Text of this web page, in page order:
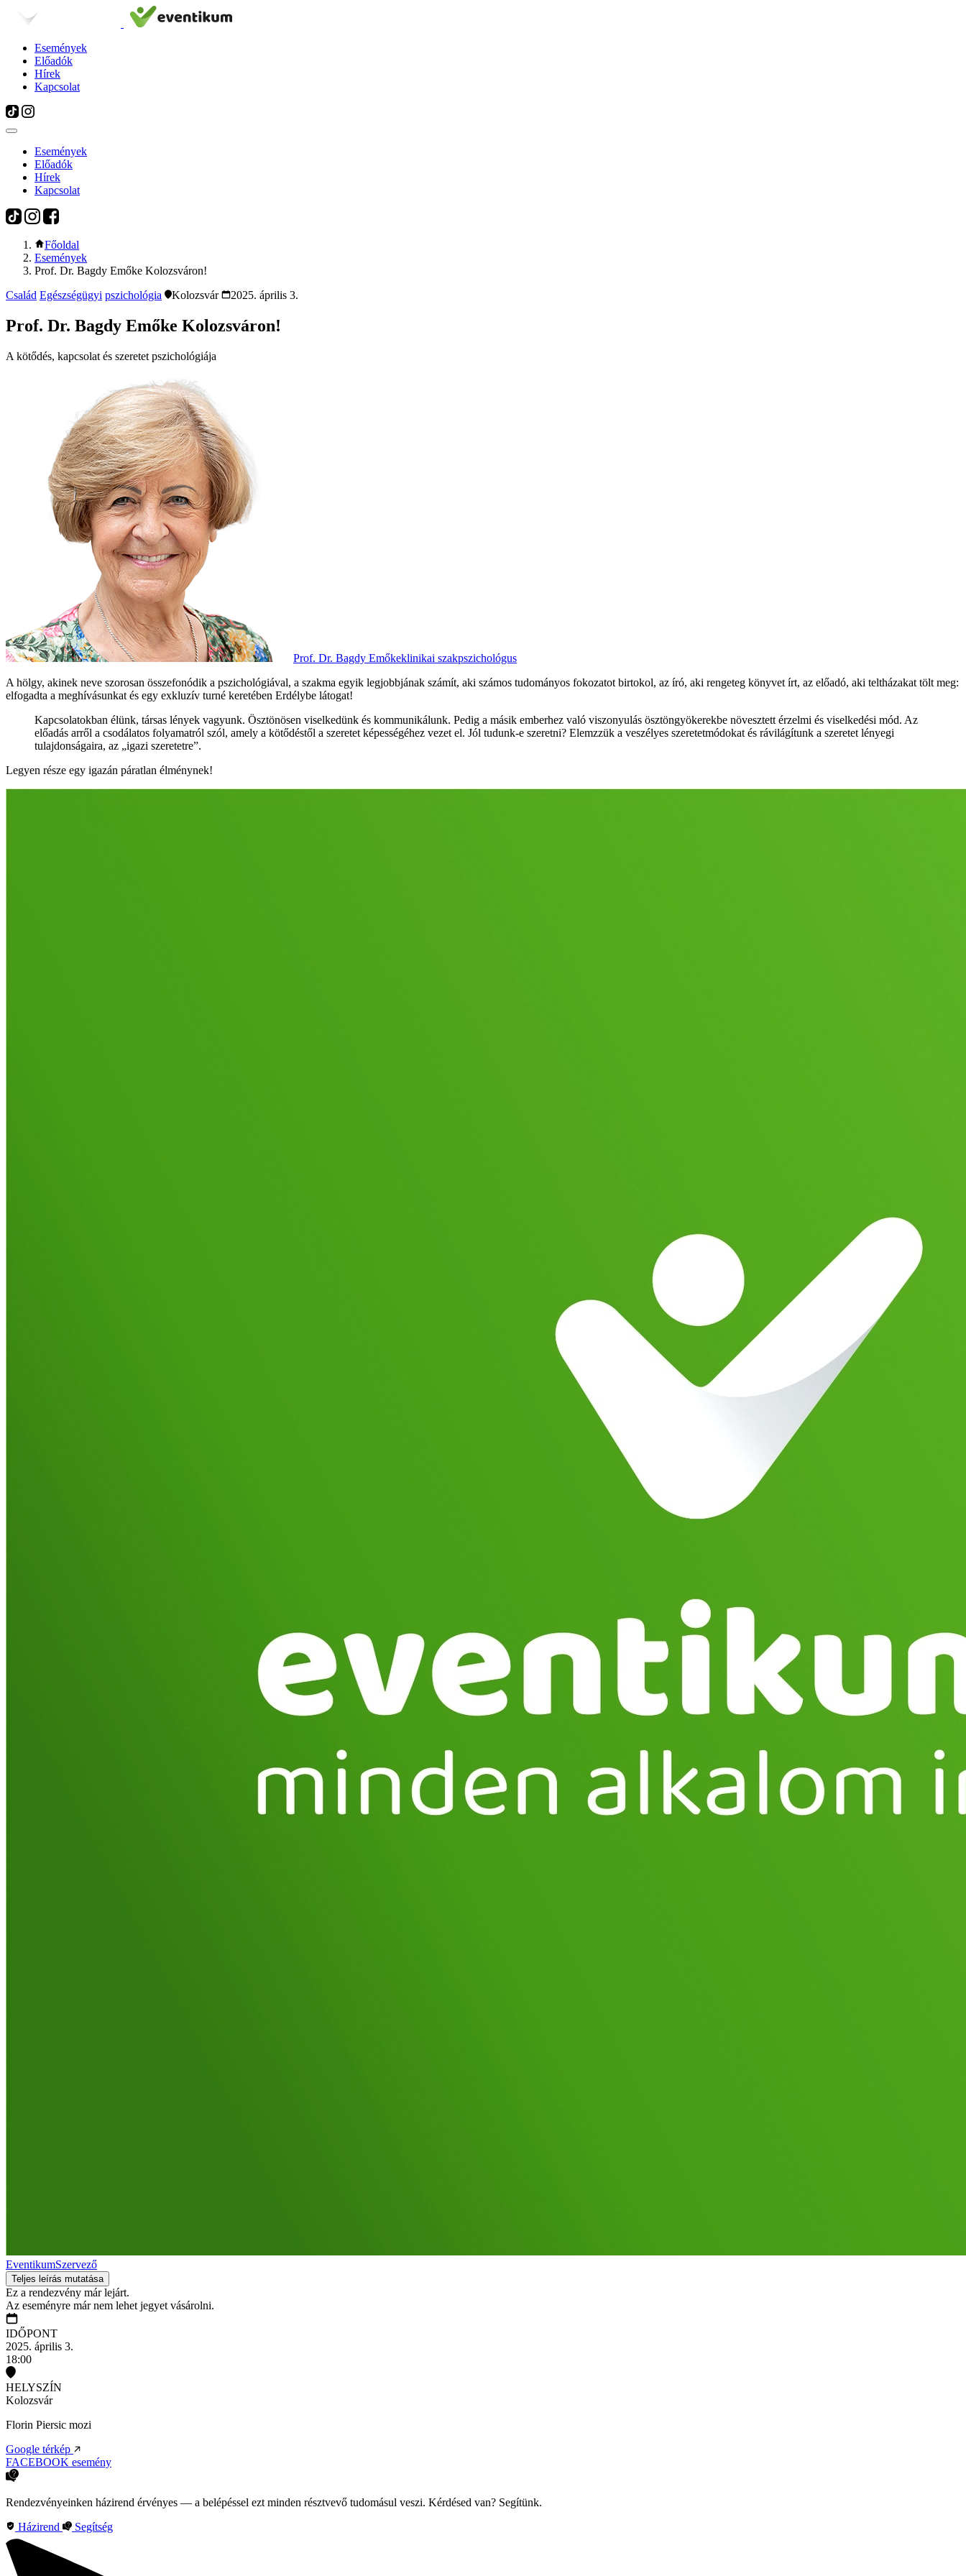
Események
Előadók
Hírek
Kapcsolat
Események
Előadók
Hírek
Kapcsolat
Főoldal
Események
Prof. Dr. Bagdy Emőke Kolozsváron!
Család Egészségügyi pszichológia Kolozsvár 2025. április 3.
Prof. Dr. Bagdy Emőke Kolozsváron!
A kötődés, kapcsolat és szeretet pszichológiája
Prof. Dr. Bagdy Emőkeklinikai szakpszichológus
A hölgy, akinek neve szorosan összefonódik a pszichológiával, a szakma egyik legjobbjának számít, aki számos tudományos fokozatot birtokol, az író, aki rengeteg könyvet írt, az előadó, aki teltházakat tölt meg:
elfogadta a meghívásunkat és egy exkluzív turné keretében Erdélybe látogat!
Kapcsolatokban élünk, társas lények vagyunk. Ösztönösen viselkedünk és kommunikálunk. Pedig a másik emberhez való viszonyulás ösztöngyökerekbe növesztett érzelmi és viselkedési mód. Az
előadás arről a csodálatos folyamatról szól, amely a kötődéstől a szeretet képességéhez vezet el. Jól tudunk-e szeretni? Elemzzük a veszélyes szeretetmódokat és rávilágítunk a szeretet lényegi
tulajdonságaira, az „igazi szeretetre”.
Legyen része egy igazán páratlan élménynek!
EventikumSzervező
Teljes leírás mutatása
Ez a rendezvény már lejárt.
Az eseményre már nem lehet jegyet vásárolni.
IDŐPONT
2025. április 3.
18:00
HELYSZÍN
Kolozsvár
Florin Piersic mozi
Google térkép
FACEBOOK esemény
Rendezvényeinken házirend érvényes — a belépéssel ezt minden résztvevő tudomásul veszi. Kérdésed van? Segítünk.
Házirend
Segítség